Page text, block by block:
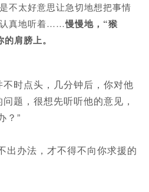
不太好意思让急切地想把事情
认真地听着……慢慢地，“猴
肩膀上。
时点头，几分钟后，你对他
题，很想先听听他的意见，
？”
出办法，才不得不向你求援的